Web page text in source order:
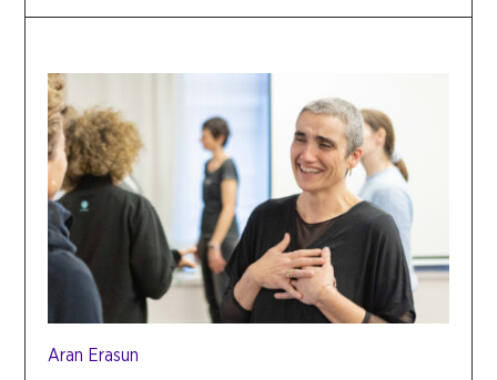
Aran Erasun